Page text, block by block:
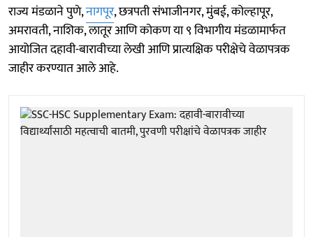
राज्य मंडळाने पुणे,नागपूर, छत्रपती संभाजीनगर, मुंबई, कोल्हापूर,
अमरावती, नाशिक, लातूर आणि कोकण या ९ विभागीय मंडळामार्फत
आयोजित दहावी-बारावीच्या लेखी आणि प्रात्यक्षिक परीक्षेचे वेळापत्रक
जाहीर करण्यात आले आहे.